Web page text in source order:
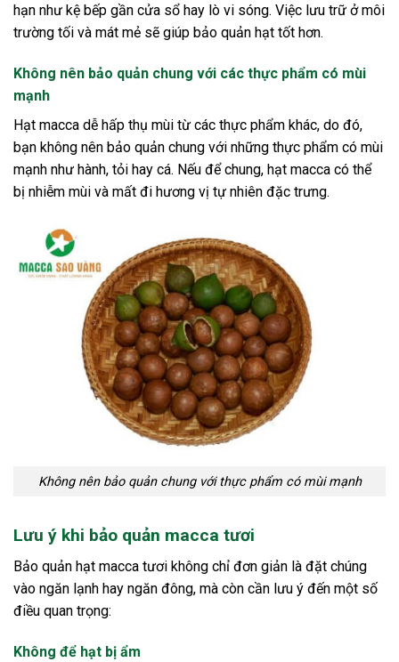
hạn như kệ bếp gần cửa sổ hay lò vi sóng. Việc lưu trữ ở môi
trường tối và mát mẻ sẽ giúp bảo quản hạt tốt hơn.
Không nên bảo quản chung với các thực phẩm có mùi
mạnh
Hạt macca dễ hấp thụ mùi từ các thực phẩm khác, do đó,
bạn không nên bảo quản chung với những thực phẩm có mùi
mạnh như hành, tỏi hay cá. Nếu để chung, hạt macca có thể
bị nhiễm mùi và mất đi hương vị tự nhiên đặc trưng.
Không nên bảo quản chung với thực phẩm có mùi mạnh
Lưu ý khi bảo quản macca tươi
Bảo quản hạt macca tươi không chỉ đơn giản là đặt chúng
vào ngăn lạnh hay ngăn đông, mà còn cần lưu ý đến một số
điều quan trọng:
Không để hạt bị ẩm